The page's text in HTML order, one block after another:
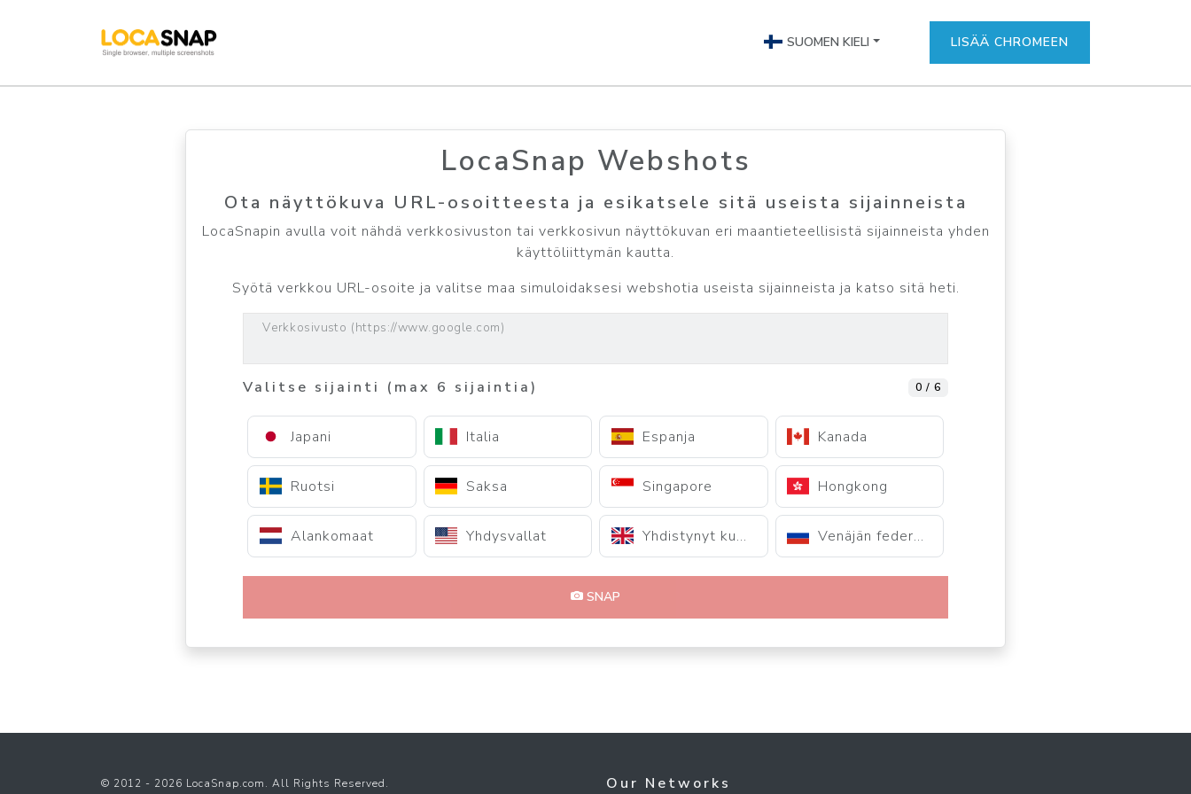
SUOMEN KIELI LISÄÄ CHROMEEN
LocaSnap Webshots
Ota näyttökuva URL-osoitteesta ja esikatsele sitä useista sijainneista
LocaSnapin avulla voit nähdä verkkosivuston tai verkkosivun näyttökuvan eri maantieteellisistä sijainneista yhden
käyttöliittymän kautta.
Syötä verkkou URL-osoite ja valitse maa simuloidaksesi webshotia useista sijainneista ja katso sitä heti.
Verkkosivusto (https://www.google.com)
Valitse sijainti (max 6 sijaintia) 0 / 6
Japani Italia Espanja Kanada
Ruotsi Saksa Singapore Hongkong
Alankomaat Yhdysvallat Yhdistynyt kuningaskunta Venäjän federaatio
SNAP
© 2012 - 2026 LocaSnap.com. All Rights Reserved. Our Networks